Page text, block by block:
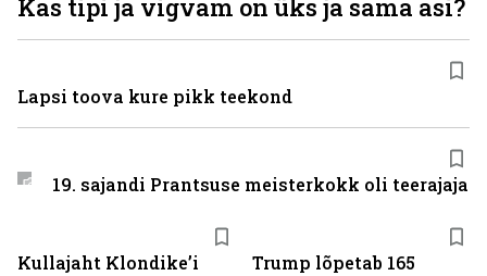
Kullajaht Klondike’i
Trump lõpetab 165
Kas tipi ja vigvam on üks ja sama asi?
Lapsi toova kure pikk teekond
19. sajandi Prantsuse meisterkokk oli teerajaja